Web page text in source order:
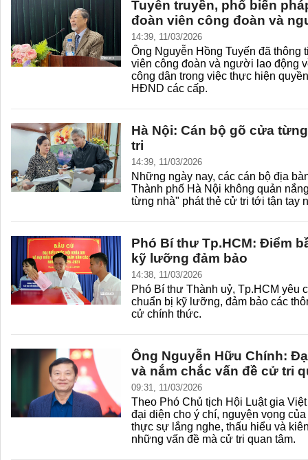
Tuyên truyền, phổ biến
đoàn viên công đoàn và
14:39, 11/03/2026
Ông Nguyễn Hồng Tuyến đã thông
viên công đoàn và người lao động
công dân trong việc thực hiện
HĐND các cấp.
Hà Nội: Cán bộ gõ cửa
tri
14:39, 11/03/2026
Những ngày nay, các cán bộ địa
Thành phố Hà Nội không quản
từng nhà" phát thẻ cử tri tới tận tay
Phó Bí thư Tp.HCM: Điểm
kỹ lưỡng đảm bảo
14:38, 11/03/2026
Phó Bí thư Thành uỷ, Tp.HCM yêu
chuẩn bị kỹ lưỡng, đảm bảo các
cử chính thức.
Ông Nguyễn Hữu Chính:
và nắm chắc vấn đề cử tri
09:31, 11/03/2026
Theo Phó Chủ tịch Hội Luật gia
đại diện cho ý chí, nguyện vọng
thực sự lắng nghe, thấu hiểu và
những vấn đề mà cử tri quan tâm.